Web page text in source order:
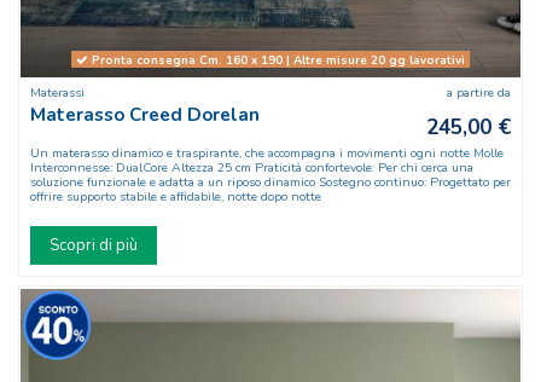
Pronta consegna Cm. 160 x 190 | Altre misure 20 gg lavorativi
Materassi
Materasso Creed Dorelan
a partire da
245,00 €
Un materasso dinamico e traspirante, che accompagna i movimenti ogni notte Molle
Interconnesse: DualCore Altezza 25 cm Praticità confortevole: Per chi cerca una
soluzione funzionale e adatta a un riposo dinamico Sostegno continuo: Progettato per
offrire supporto stabile e affidabile, notte dopo notte
Scopri di più